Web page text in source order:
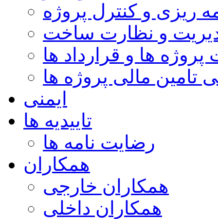
ریزی و کنترل پروژه
و نظارت ساخت
پروژه ها و قرارداد ها
تامین مالی پروژه ها
ایمنی
تاییدیه ها
رضایت نامه ها
همکاران
همکاران خارجی
همکاران داخلی